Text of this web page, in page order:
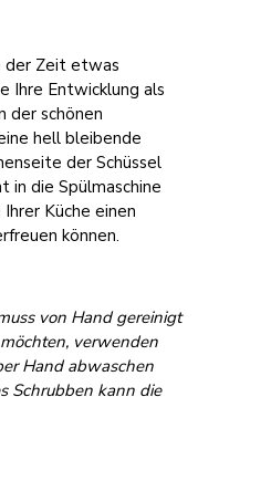
der Zeit etwas
Ihre Entwicklung als
der schönen
hell bleibende
der Schüssel
in die Spülmaschine
Küche einen
können.
von Hand gereinigt
verwenden
Hand abwaschen
Schrubben kann die